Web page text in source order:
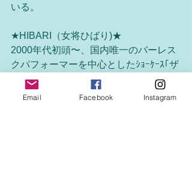
いる。
★HIBARI（女将ひばり)★
2000年代初頭〜、国内唯一のバーレス
クパフォーマーを中心としたｼｮｰｹｰｽ｢ザ
ッツ★キャバレー横浜｣主宰。現在国内
外のショップやイベントの総合プロデ
Email Facebook Instagram